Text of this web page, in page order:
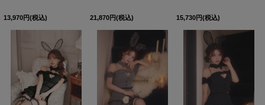
13,970円(税込) 21,870円(税込) 15,730円(税込)